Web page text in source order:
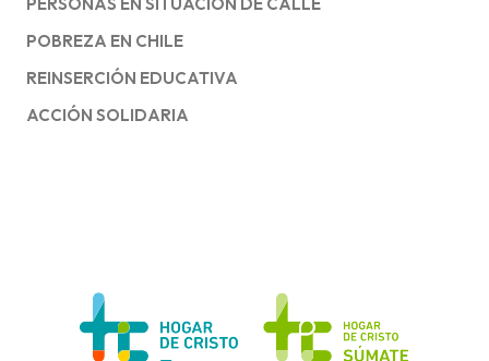
POBREZA EN CHILE
REINSERCIÓN EDUCATIVA
ACCIÓN SOLIDARIA